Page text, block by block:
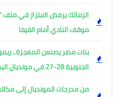
الزمالك يرفض الابتزاز في ملف
موقف النادي أمام الفيفا
بنات مصر يصنعن المعجزة..
الجنوبية 28-27 في مونديال اليد برومانيا
من مدرجات المونديال إلى